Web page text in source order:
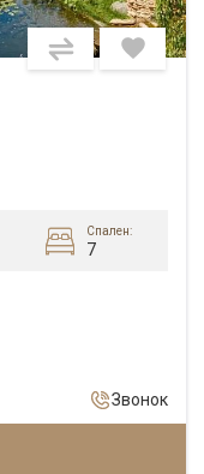
Спален:
7
Звонок